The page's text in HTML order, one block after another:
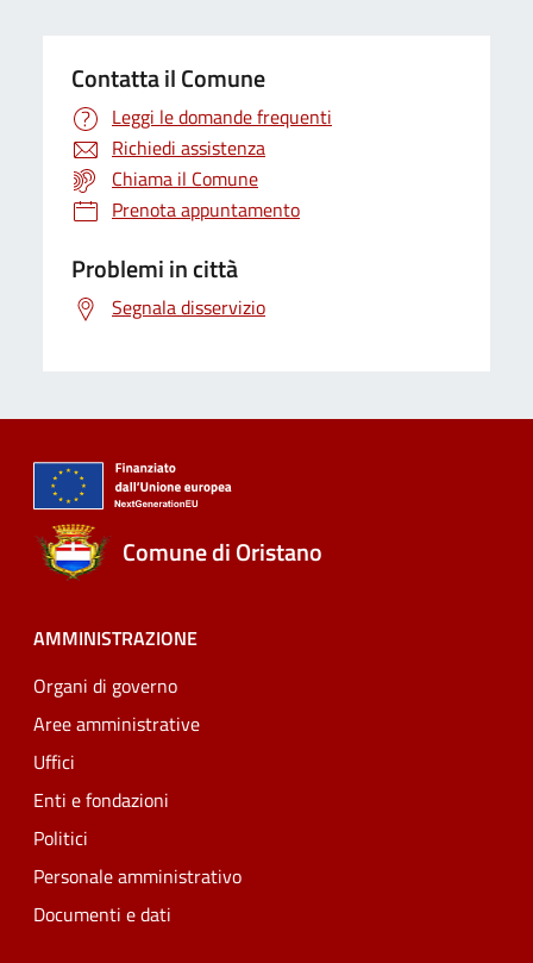
Contatta il Comune
Leggi le domande frequenti
Richiedi assistenza
Chiama il Comune
Prenota appuntamento
Problemi in città
Segnala disservizio
Comune di Oristano
AMMINISTRAZIONE
Organi di governo
Aree amministrative
Uffici
Enti e fondazioni
Politici
Personale amministrativo
Documenti e dati